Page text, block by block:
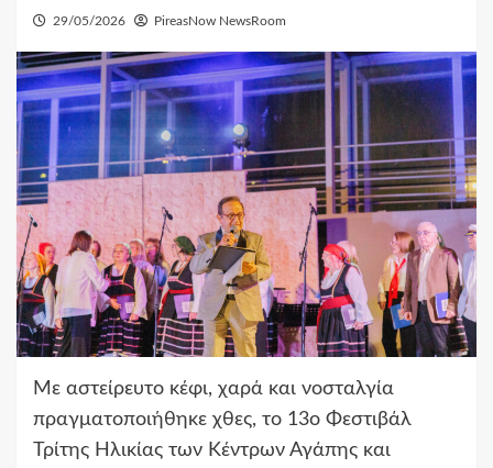
29/05/2026 PireasNow NewsRoom
Με αστείρευτο κέφι, χαρά και νοσταλγία
πραγματοποιήθηκε χθες, το 13ο Φεστιβάλ
Τρίτης Ηλικίας των Κέντρων Αγάπης και